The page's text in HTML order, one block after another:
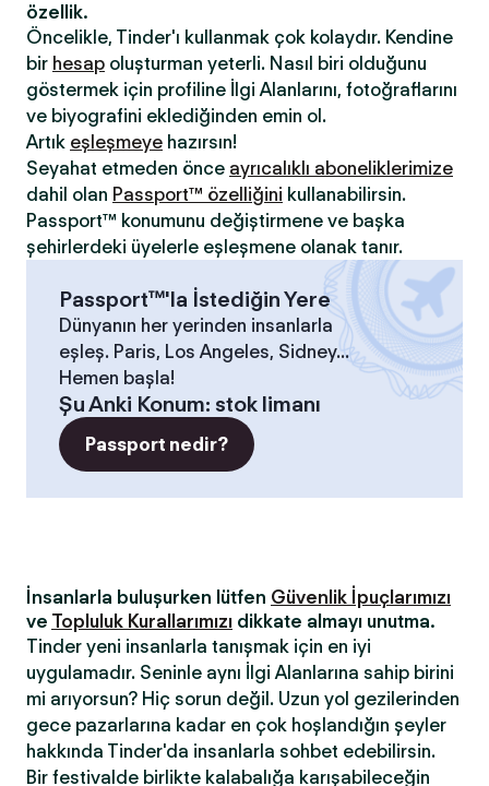
özellik.
Öncelikle, Tinder'ı kullanmak çok kolaydır. Kendine
bir hesap oluşturman yeterli. Nasıl biri olduğunu
göstermek için profiline İlgi Alanlarını, fotoğraflarını
ve biyografini eklediğinden emin ol.
Artık eşleşmeye hazırsın!
Seyahat etmeden önce ayrıcalıklı aboneliklerimize
dahil olan Passport™ özelliğini kullanabilirsin.
Passport™ konumunu değiştirmene ve başka
şehirlerdeki üyelerle eşleşmene olanak tanır.
Passport™'la İstediğin Yere
Dünyanın her yerinden insanlarla
eşleş. Paris, Los Angeles, Sidney...
Hemen başla!
Şu Anki Konum: stok limanı
Passport nedir?
İnsanlarla buluşurken lütfen Güvenlik İpuçlarımızı
ve Topluluk Kurallarımızı dikkate almayı unutma.
Tinder yeni insanlarla tanışmak için en iyi
uygulamadır. Seninle aynı İlgi Alanlarına sahip birini
mi arıyorsun? Hiç sorun değil. Uzun yol gezilerinden
gece pazarlarına kadar en çok hoşlandığın şeyler
hakkında Tinder'da insanlarla sohbet edebilirsin.
Bir festivalde birlikte kalabalığa karışabileceğin